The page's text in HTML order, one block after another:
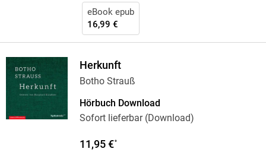
eBook epub
16,99 €
Herkunft
Botho Strauß
Hörbuch Download
Sofort lieferbar (Download)
11,95 €*